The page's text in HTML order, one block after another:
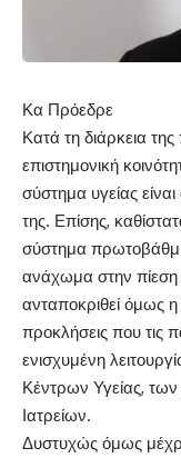
Κα Πρόεδρε
Κατά τη διάρκεια
επιστημονική
σύστημα υγείας
της. Επίσης,
σύστημα
ανάχωμα στην πίεση
ανταποκριθεί όμως
προκλήσεις που τις
ενισχυμένη
Κέντρων Υγείας,
Ιατρείων.
Δυστυχώς όμως